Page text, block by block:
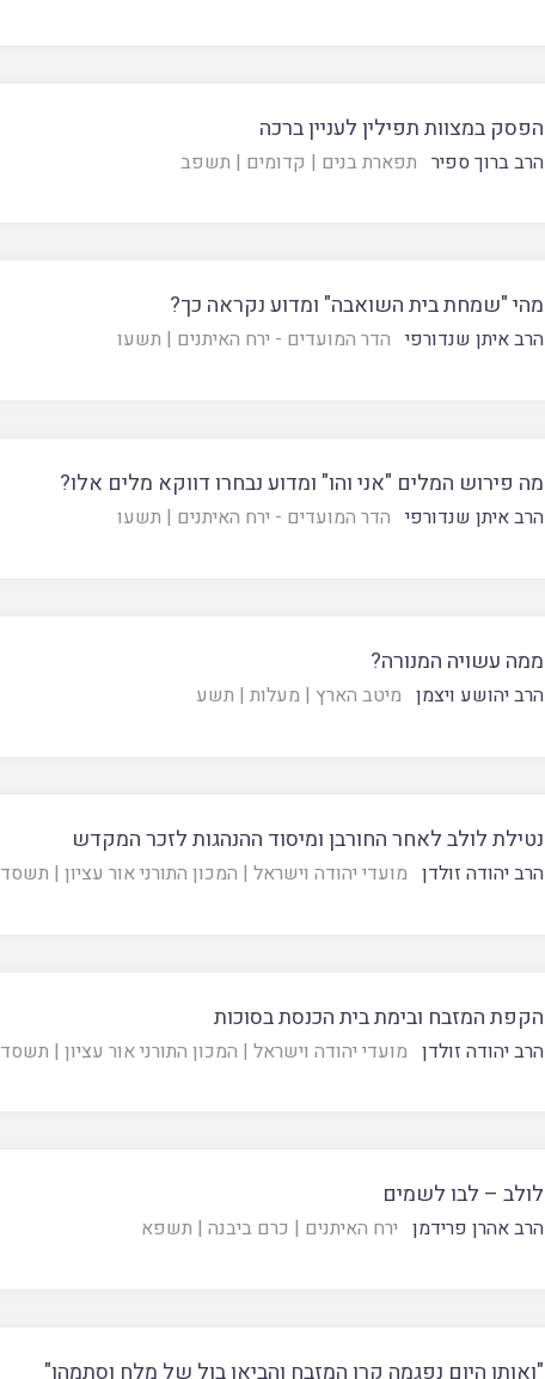
הפסק במצוות תפילין לעניין ברכה
הרב ברוך ספיר תפארת בנים | קדומים | תשפב
מהי "שמחת בית השואבה" ומדוע נקראה כך?
הרב איתן שנדורפי הדר המועדים - ירח האיתנים | תשעו
מה פירוש המלים "אני והו" ומדוע נבחרו דווקא מלים אלו?
הרב איתן שנדורפי הדר המועדים - ירח האיתנים | תשעו
ממה עשויה המנורה?
הרב יהושע ויצמן מיטב הארץ | מעלות | תשע
נטילת לולב לאחר החורבן ומיסוד ההנהגות לזכר המקדש
הרב יהודה זולדן מועדי יהודה וישראל | המכון התורני אור עציון | תשסד
הקפת המזבח ובימת בית הכנסת בסוכות
הרב יהודה זולדן מועדי יהודה וישראל | המכון התורני אור עציון | תשסד
לולב – לבו לשמים
הרב אהרן פרידמן ירח האיתנים | כרם ביבנה | תשפא